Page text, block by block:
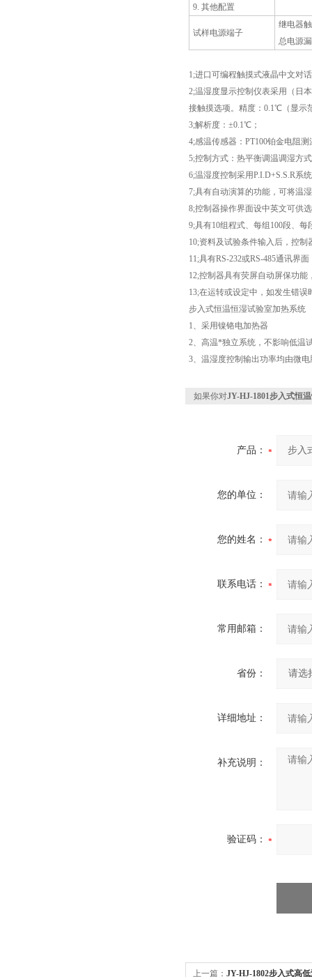
9. 其他配置
试样电源端子
继电器
总电源
1;进口可编程触摸式液晶中文对
2;温湿度显示控制仪表采用（日
接触摸选项。精度：0.1℃（显示
3;解析度：±0.1℃；
4;感温传感器：PT100铂金电阻测
5;控制方式：热平衡调温调湿方
6;温湿度控制采用P.I.D+S.S.R系
7;具有自动演算的功能，可将温
8;控制器操作界面设中英文可供
9;具有10组程式、每组100段、
10;资料及试验条件输入后，控
11;具有RS-232或RS-485通讯界
12;控制器具有荧屏自动屏保功
13;在运转或设定中，如发生错误
步入式恒温恒湿试验室加热系统
1、采用镍铬电加热器
2、高温*独立系统，不影响低温
3、温湿度控制输出功率均由微
如果你对JY-HJ-1801步入式恒
产品：
您的单位：
您的姓名：
联系电话：
常用邮箱：
省份：
详细地址：
补充说明：
验证码：
上一篇： JY-HJ-1802步入式高